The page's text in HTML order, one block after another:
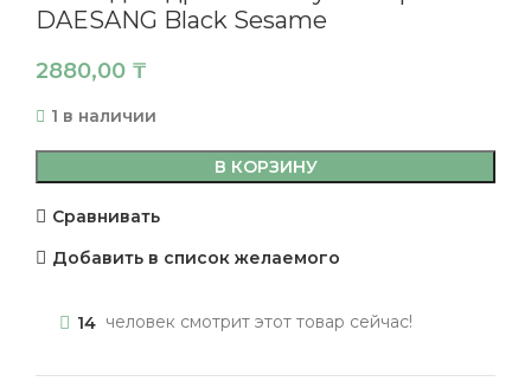
DAESANG Black Sesame
2880,00 ₸
1 в наличии
В КОРЗИНУ
Сравнивать
Добавить в список желаемого
14 человек смотрит этот товар сейчас!